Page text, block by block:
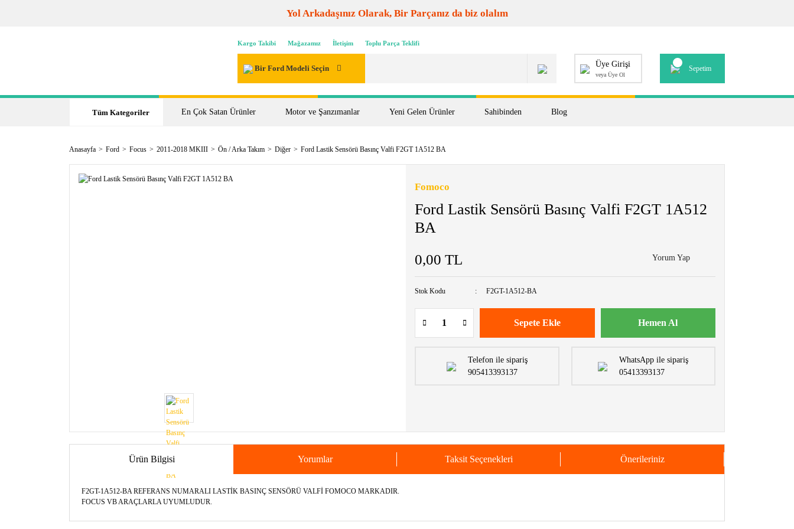
Yol Arkadaşınız Olarak, Bir Parçanız da biz olalım
Kargo Takibi Mağazamız İletişim Toplu Parça Teklifi
Bir Ford Modeli Seçin Üye Girişi
veya Üye Ol
Sepetim
Tüm Kategoriler En Çok Satan Ürünler Motor ve Şanzımanlar Yeni Gelen Ürünler Sahibinden Blog
Anasayfa Ford Focus 2011-2018 MKIII Ön / Arka Takım Diğer Ford Lastik Sensörü Basınç Valfi F2GT 1A512 BA
Fomoco
Ford Lastik Sensörü Basınç Valfi F2GT 1A512
BA
0,00 TL Yorum Yap
Stok Kodu F2GT-1A512-BA
Sepete Ekle Hemen Al
Telefon ile sipariş
905413393137
WhatsApp ile sipariş
05413393137
Ürün Bilgisi Yorumlar Taksit Seçenekleri Önerileriniz
F2GT-1A512-BA REFERANS NUMARALI LASTİK BASINÇ SENSÖRÜ VALFİ FOMOCO MARKADIR.
FOCUS VB ARAÇLARLA UYUMLUDUR.